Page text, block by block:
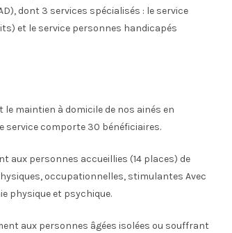
dont 3 services spécialisés : le service
et le service personnes handicapés
maintien à domicile de nos ainés en
service comporte 30 bénéficiaires.
aux personnes accueillies (14 places) de
occupationnelles, stimulantes Avec
physique et psychique.
aux personnes âgées isolées ou souffrant